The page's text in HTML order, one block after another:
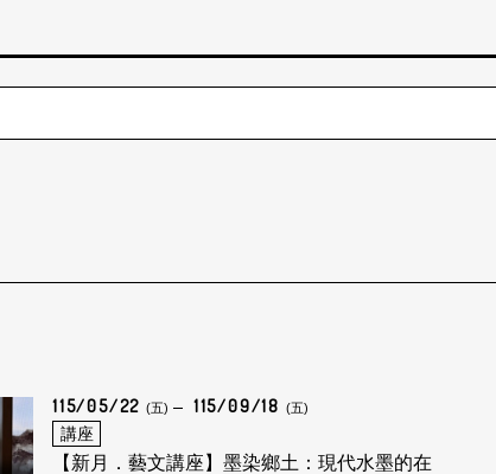
115/05/22 (五) 115/09/18 (五)
講座
【新月．藝文講座】墨染鄉土：現代水墨的在